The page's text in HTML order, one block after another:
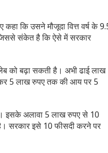
कि उसने मौजूदा वित्त वर्ष के
संकेत है कि ऐसे में सरकार
को बढ़ा सकती है। अभी ढाई लाख
5 लाख रुपए तक की आय पर 5
इसके अलावा 5 लाख रुपए से 10
सरकार इसे 10 फीसदी करने पर